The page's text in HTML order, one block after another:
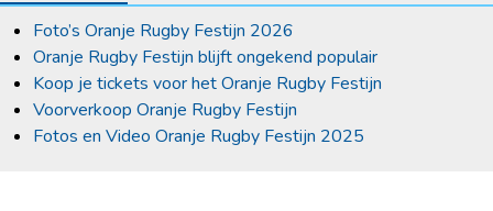
Foto’s Oranje Rugby Festijn 2026
Oranje Rugby Festijn blijft ongekend populair
Koop je tickets voor het Oranje Rugby Festijn
Voorverkoop Oranje Rugby Festijn
Fotos en Video Oranje Rugby Festijn 2025